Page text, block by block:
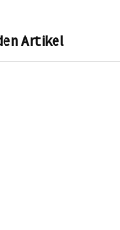
Artikel